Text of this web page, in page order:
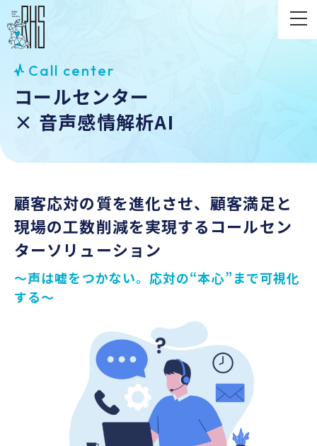
Call center
コールセンター
× ⾳声感情解析AI
顧客応対の質を進化させ、 顧客満足と
現場の工数削減を実現する コールセン
ターソリューション
〜声は嘘をつかない。応対の“本心”まで可視化
する〜